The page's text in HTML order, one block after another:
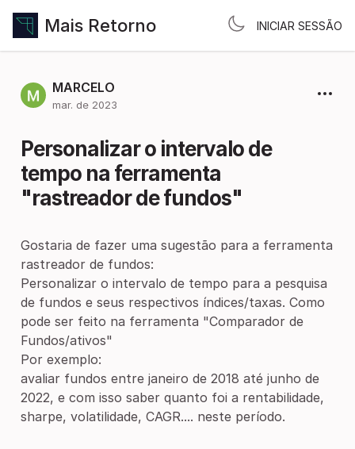
Mais Retorno INICIAR SESSÃO
MARCELO
mar. de 2023
Personalizar o intervalo de
tempo na ferramenta
"rastreador de fundos"
Gostaria de fazer uma sugestão para a ferramenta
rastreador de fundos:
Personalizar o intervalo de tempo para a pesquisa
de fundos e seus respectivos índices/taxas. Como
pode ser feito na ferramenta "Comparador de
Fundos/ativos"
Por exemplo:
avaliar fundos entre janeiro de 2018 até junho de
2022, e com isso saber quanto foi a rentabilidade,
sharpe, volatilidade, CAGR.... neste período.